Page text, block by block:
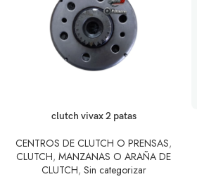
LEER MÁSclutch vivax 2 patas
CENTROS DE CLUTCH O PRENSAS,
CLUTCH, MANZANAS O ARAÑA DE
CLUTCH, Sin categorizar